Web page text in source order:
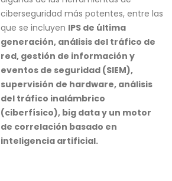
ciberseguridad más potentes, entre las
que se incluyen IPS de última
generación, análisis del tráfico de
red, gestión de información y
eventos de seguridad (SIEM),
supervisión de hardware, análisis
del tráfico inalámbrico
(ciberfísico), big data y un motor
de correlación basado en
inteligencia artificial.